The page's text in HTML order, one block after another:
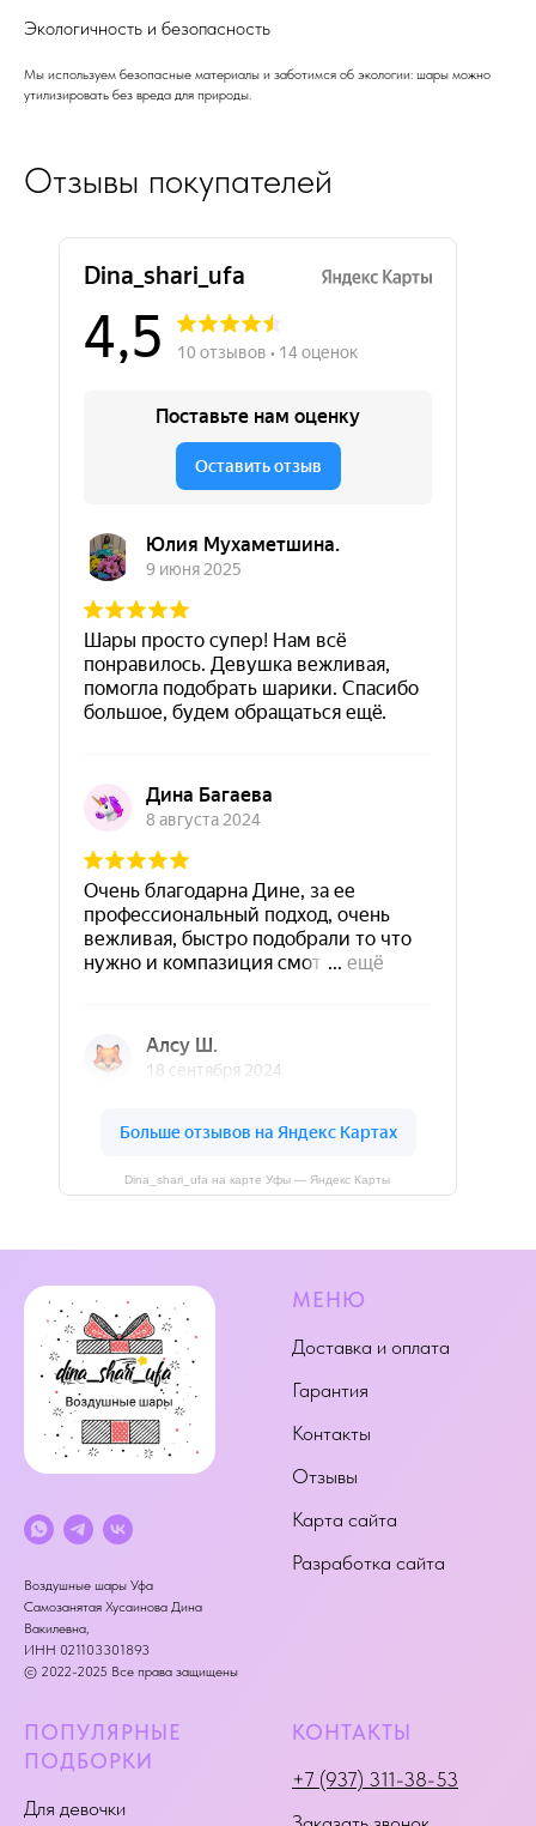
Экологичность и безопасность
Мы используем безопасные материалы и заботимся об экологии: шары можно
утилизировать без вреда для природы.
Отзывы покупателей
Dina_shari_ufa на карте Уфы — Яндекс Карты
Воздушные шары Уфа
Самозанятая Хусаинова Дина
Вакилевна,
ИНН 021103301893
© 2022-2025 Все права защищены
МЕНЮ
Доставка и оплата
Гарантия
Контакты
Отзывы
Карта сайта
Разработка сайта
ПОПУЛЯРНЫЕ
ПОДБОРКИ
Для девочки
КОНТАКТЫ
+7 (937) 311-38-53